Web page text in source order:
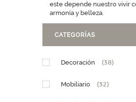
este depende nuestro vivir
armonía y belleza.
CATEGORÍAS
Decoración (38)
Mobiliario (32)